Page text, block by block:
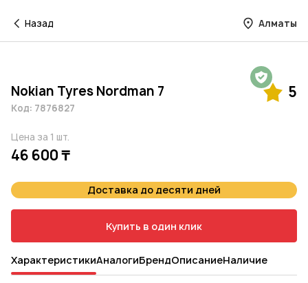
Назад Алматы
Nokian Tyres Nordman 7 5
Код: 7876827
Цена за 1 шт.
46 600 ₸
Доставка до десяти дней
Купить в один клик
ХарактеристикиАналогиБрендОписаниеНаличие